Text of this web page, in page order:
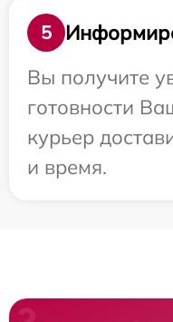
5
Вы получите
готовности
курьер
и время.